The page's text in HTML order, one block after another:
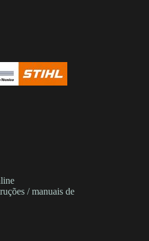
/ manuais de